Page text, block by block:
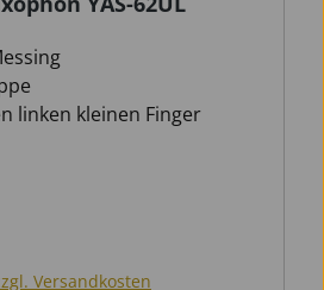
linken kleinen Finger
Versandkosten